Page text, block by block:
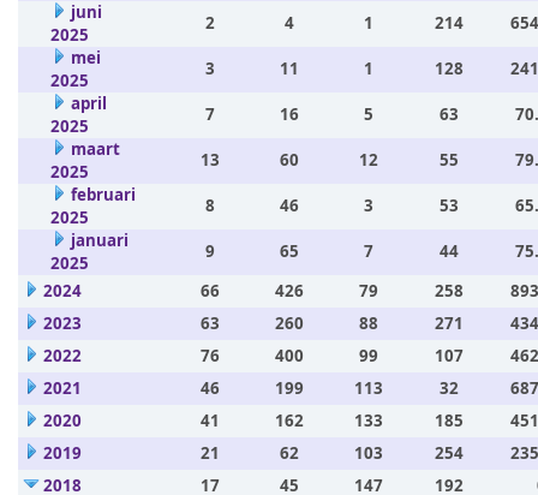
juni
2025
2 4 1 214
mei
2025
3 11 1 128
april
2025
7 16 5 63
maart
2025
13 60 12 55
februari
2025
8 46 3 53
januari
2025
9 65 7 44
2024
66 426 79 258
2023
63 260 88 271
2022
76 400 99 107
2021
46 199 113 32
2020
41 162 133 185
2019
21 62 103 254
2018
17 45 147 192